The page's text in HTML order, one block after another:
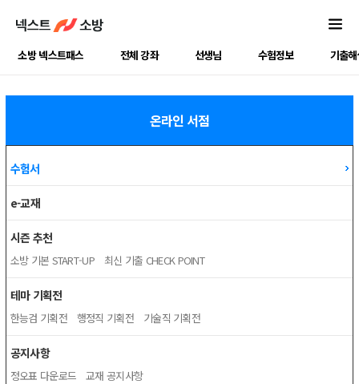
소방 넥스트패스 전체 강좌 선생님 수험정보 기출
온라인 서점
수험서
e-교재
시즌 추천
소방 기본 START-UP 최신 기출 CHECK POINT
테마 기획전
한능검 기획전 행정직 기획전 기술직 기획전
공지사항
정오표 다운로드 교재 공지사항